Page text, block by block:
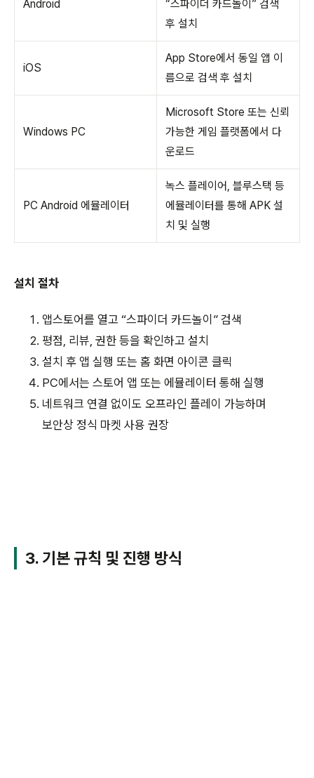
Android
“스파이더 카드놀이” 검색
후 설치
iOS
App Store에서 동일 앱 이
름으로 검색 후 설치
Windows PC
Microsoft Store 또는 신뢰
가능한 게임 플랫폼에서 다
운로드
PC Android 에뮬레이터
녹스 플레이어, 블루스택 등
에뮬레이터를 통해 APK 설
치 및 실행
설치 절차
앱스토어를 열고 “스파이더 카드놀이” 검색
평점, 리뷰, 권한 등을 확인하고 설치
설치 후 앱 실행 또는 홈 화면 아이콘 클릭
PC에서는 스토어 앱 또는 에뮬레이터 통해 실행
네트워크 연결 없이도 오프라인 플레이 가능하며
보안상 정식 마켓 사용 권장
3. 기본 규칙 및 진행 방식